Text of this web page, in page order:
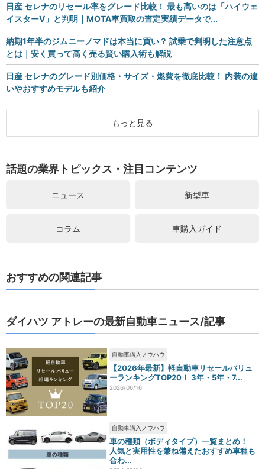
日産 セレナのリセール率をグレード比較！ 最も高いのは「ハイウェ
イスターV」と判明｜MOTA車買取の査定実績データで...
納期1年半のジムニーノマドは本当に買い？ 試乗で判明した注意点
とは｜安く買って高く売る賢い購入術も解説
日産 セレナのグレード別価格・サイズ・燃費を徹底比較！ 内装の違
いやおすすめモデルも紹介
もっと見る
話題の業界トピックス・注目コンテンツ
ニュース 新型車
コラム 車購入ガイド
おすすめの関連記事
ダイハツ アトレーの最新自動車ニュース/記事
自動車購入ノウハウ
【2026年最新】軽自動車リセールバリュ
ーランキングTOP20！ 3年・5年・7...
2026/06/16
自動車購入ノウハウ
車の種類（ボディタイプ）一覧まとめ！
人気と実用性を兼ね備えたおすすめ車種も
合わ...